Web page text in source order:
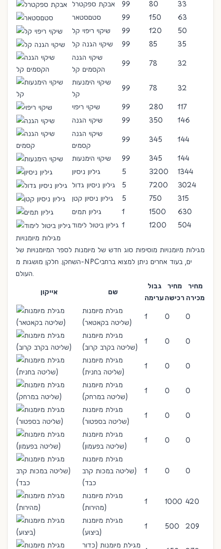
אבקת ספקטרל
99 80
33
סטםסטאר
99 150
63
שיקוי ריפוי קל
99 120
50
שיקוי הגנה קל
99 85
35
שיקוי הגנה
הקסמים קל
99 78
32
שיקוי הימנעות
קל
99 78
32
שיקוי ריפוי
99 280
117
שיקוי הגנה
99 350
146
שיקוי הגנה
קסמים
99 345
144
שיקוי הימנעות
99 345
144
גיליון ניסיון
5 3200
1344
גיליון ניסיון גדול
5 7200
3024
גיליון ניסיון קטן
5 750
315
גיליון תמים
1 1500
630
גיליון ביטול לימוד 1 1200
504
מגילות מיומנויות
מגילות מיומנויות מוסיפות סוג חדש של מיומנות לספר המיומנויות של
השחקן. חלקן מושגות מ-
NPCים, בעוד אחרים ניתן למצוא ברחבי
העולם.
אייקון
שם
גבול
ערימה
מחיר
רכישה
מחיר
מכירה
מגילת מיומנות
(שליטה בקאטאר)
1 0
0
מגילת מיומנות
(שליטה בקרב קרוב)
1 0
0
מגילת מיומנות
(שליטה בחנית)
1 0
0
מגילת מיומנות
(שליטה במרחק)
1 0
0
מגילת מיומנות
(שליטה בספטור)
1 0
0
מגילת מיומנות
(שליטה בפעמון)
1 0
0
מגילת מיומנות
(שליטה במכות קרב
כבד)
1 0 0
מגילת מיומנות
(מהירות)
1 1000 420
מגילת מיומנות
(ביצוע)
1 500
209
מגילת מיומנות (כדור